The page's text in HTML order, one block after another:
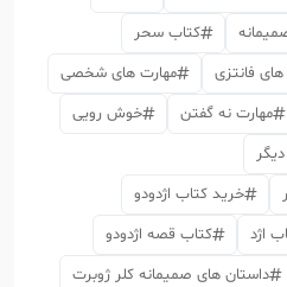
کتاب سحر
فانتزی
مهارت های شخصی
مهارت نه گفتن
خوش رویی
خرید کتاب اژدودو
اژد
کتاب قصه اژدودو
داستان های صمیمانه کلر ژوبرت